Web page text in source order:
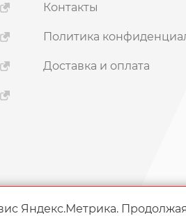
Контакты
Политика
Доставка и оплата
Яндекс.Метрика.